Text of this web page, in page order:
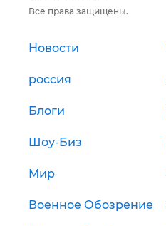
Все права защищены.
Новости
россия
Блоги
Шоу-Биз
Мир
Военное Обозрение